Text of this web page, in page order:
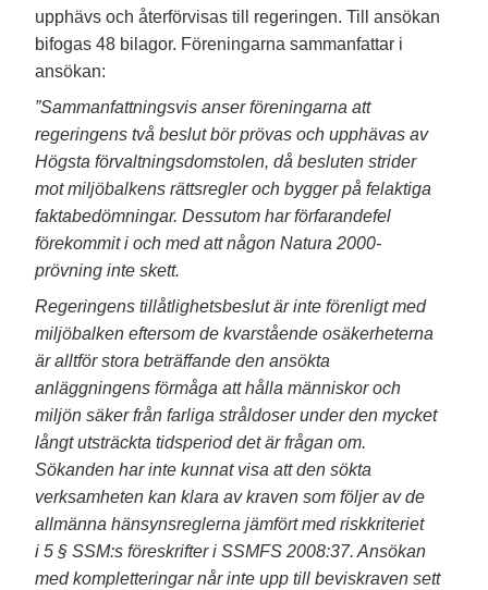
upphävs och återförvisas till regeringen. Till ansökan
bifogas 48 bilagor. Föreningarna sammanfattar i
ansökan:
”Sammanfattningsvis anser föreningarna att
regeringens två beslut bör prövas och upphävas av
Högsta förvaltningsdomstolen, då besluten strider
mot miljöbalkens rättsregler och bygger på felaktiga
faktabedömningar. Dessutom har förfarandefel
förekommit i och med att någon Natura 2000-
prövning inte skett.
Regeringens tillåtlighetsbeslut är inte förenligt med
miljöbalken eftersom de kvarstående osäkerheterna
är alltför stora beträffande den ansökta
anläggningens förmåga att hålla människor och
miljön säker från farliga stråldoser under den mycket
långt utsträckta tidsperiod det är frågan om.
Sökanden har inte kunnat visa att den sökta
verksamheten kan klara av kraven som följer av de
allmänna hänsynsreglerna jämfört med riskkriteriet
i 5 § SSM:s föreskrifter i SSMFS 2008:37. Ansökan
med kompletteringar når inte upp till beviskraven sett